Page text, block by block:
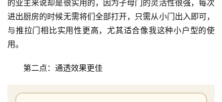
的业主来说却是很实用的，因为子母门的灵活性很强，每次
进出厨房的时候无需将们全部打开，只需从小门出入即可，
与推拉门相比实用性更高，尤其适合像我这种小户型的使
用。
第二点：通透效果更佳